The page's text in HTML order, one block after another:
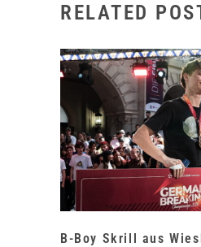
RELATED
B-Boy Skrill aus